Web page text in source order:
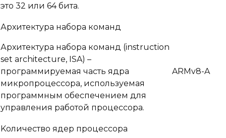
это 32 или 64 бита.
Архитектура набора команд
Архитектура набора команд (instruction
set architecture, ISA) –
программируемая часть ядра
микропроцессора, используемая
программным обеспечением для
управления работой процессора.
ARMv8-A
Kоличество ядер процессора